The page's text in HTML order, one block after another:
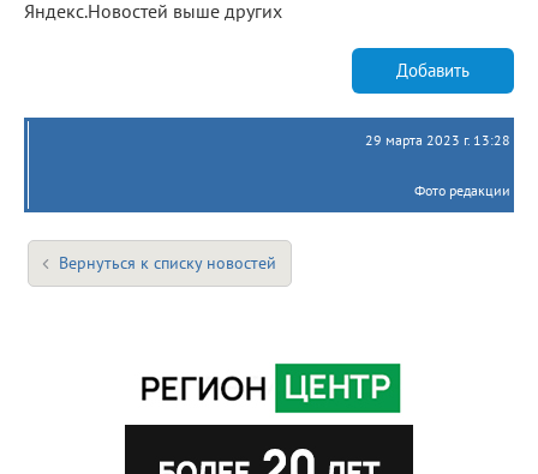
Яндекс.Новостей выше других
Добавить
29 марта 2023 г. 13:28
Фото редакции
Вернуться к списку новостей